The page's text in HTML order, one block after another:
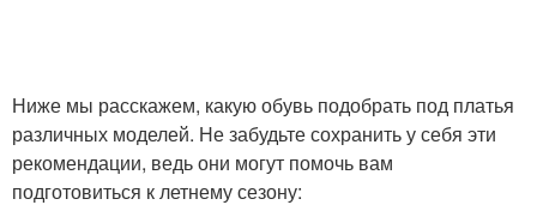
Ниже мы расскажем, какую обувь подобрать под платья
различных моделей. Не забудьте сохранить у себя эти
рекомендации, ведь они могут помочь вам
подготовиться к летнему сезону: